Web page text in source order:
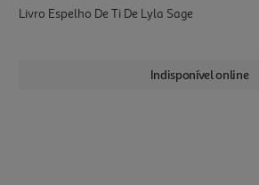
Livro Espelho De Ti De Lyla Sage
Indisponível online